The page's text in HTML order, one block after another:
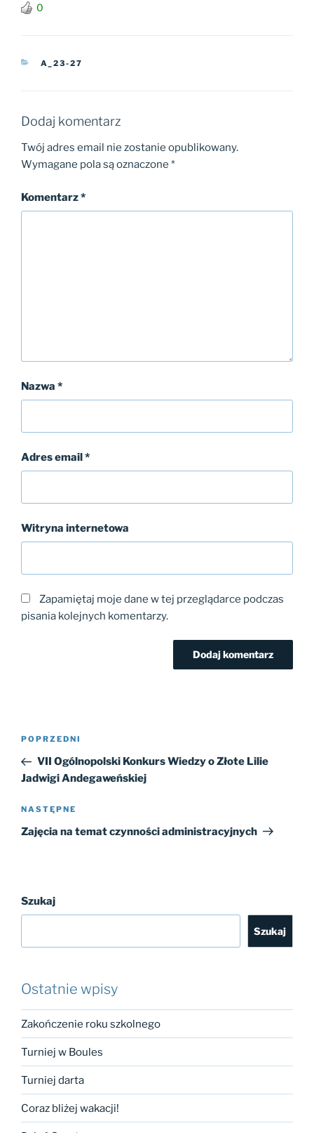
0
KATEGORIE
A_23-27
Dodaj komentarz
Twój adres email nie zostanie opublikowany.
Wymagane pola są oznaczone *
Komentarz*
Nazwa *
Adres email*
Witryna internetowa
Zapamiętaj moje dane w tej przeglądarce podczas
pisania kolejnych komentarzy.
Nawigacja
Poprzedni
wpis
POPRZEDNI
VII Ogólnopolski Konkurs Wiedzy o Złote Lilie
Jadwigi Andegaweńskiej
Następny
wpis
NASTĘPNE
Zajęcia na temat czynności administracyjnych
Szukaj
Szukaj
Ostatnie wpisy
Zakończenie roku szkolnego
Turniej w Boules
Turniej darta
Coraz bliżej wakacji!